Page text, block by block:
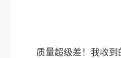
质量超级差！我收